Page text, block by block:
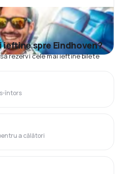
spre Eindhoven?
rezervi cele mai ieftine bilete
întors
a călători